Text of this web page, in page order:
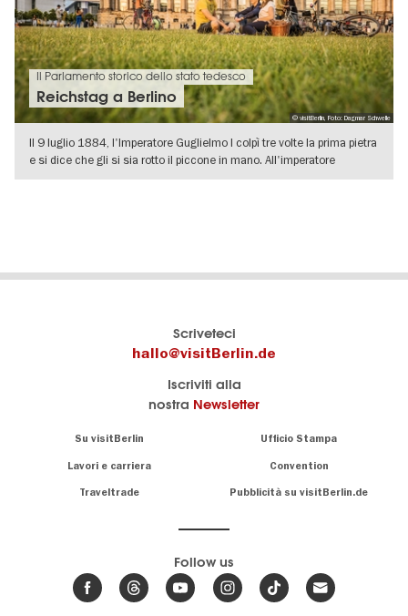
© visitBerlin, Foto: Dagmar Schwelle
Il Parlamento storico dello stato tedesco
Reichstag a Berlino
Il 9 luglio 1884, l'Imperatore Guglielmo I colpì tre volte la prima pietra
e si dice che gli si sia rotto il piccone in mano. All'imperatore
Scriveteci
hallo@visitBerlin.de
Iscriviti alla
nostra Newsletter
Su visitBerlin Ufficio Stampa
Lavori e carriera Convention
Traveltrade Pubblicità su visitBerlin.de
Berlino e siamo
lì per te.
offerte di
viaggio,
Follow us